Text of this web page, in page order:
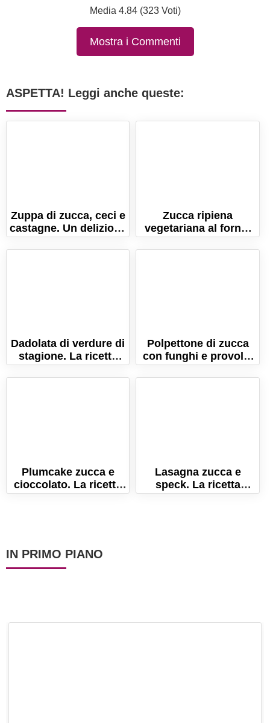
Media 4.84 (323 Voti)
Mostra i Commenti
ASPETTA! Leggi anche queste:
Zuppa di zucca, ceci e
castagne. Un delizioso
comfort food
autunnale!
Zucca ripiena
vegetariana al forno:
la ricetta buona e
salutare!
Dadolata di verdure di
stagione. La ricetta
per un piatto di
benessere!
Polpettone di zucca
con funghi e provola.
La ricetta vegetariana!
Plumcake zucca e
cioccolato. La ricetta
per farlo morbido e
Lasagna zucca e
speck. La ricetta
autunnale per delle
IN PRIMO PIANO